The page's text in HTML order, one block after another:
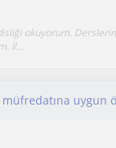
okuyorum.
İl...